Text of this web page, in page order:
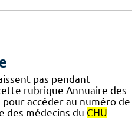
pas pendant
rubrique Annuaire des
accéder au numéro de
des médecins du CHU